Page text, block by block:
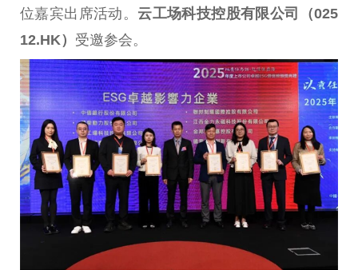
位嘉宾出席活动。 云工场科技控股有限公司（025
12.HK） 受邀参会。